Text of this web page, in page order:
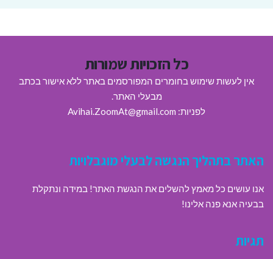
כל הזכויות שמורות
אין לעשות שימוש בחומרים המפורסמים באתר ללא אישור בכתב
מבעלי האתר.
לפניות: Avihai.ZoomAt@gmail.com
האתר בתהליך הנגשה לבעלי מוגבלויות
אנו עושים כל מאמץ להשלים את הנגשת האתר! במידה ונתקלת
בבעיה אנא פנה אלינו!
תגיות